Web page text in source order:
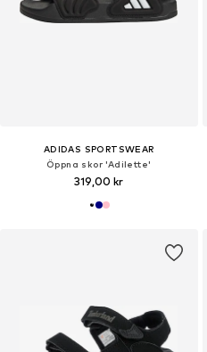
ADIDAS SPORTSWEAR
Öppna skor 'Adilette'
319,00 kr